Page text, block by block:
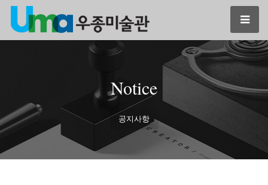
Notice
공지사항